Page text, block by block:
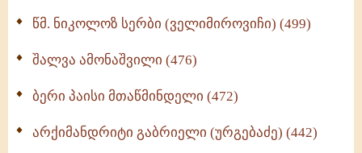
წმ. ნიკოლოზ სერბი (ველიმიროვიჩი) (499)
შალვა ამონაშვილი (476)
ბერი პაისი მთაწმინდელი (472)
არქიმანდრიტი გაბრიელი (ურგებაძე) (442)